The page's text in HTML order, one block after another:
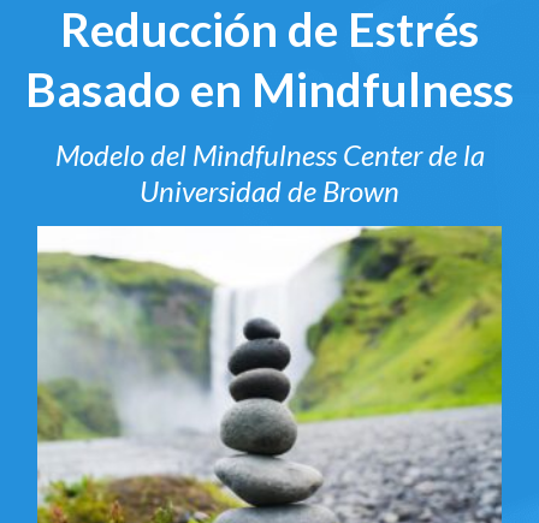
Reducción de Estrés
Basado en Mindfulness
Modelo del Mindfulness Center de la
Universidad de Brown